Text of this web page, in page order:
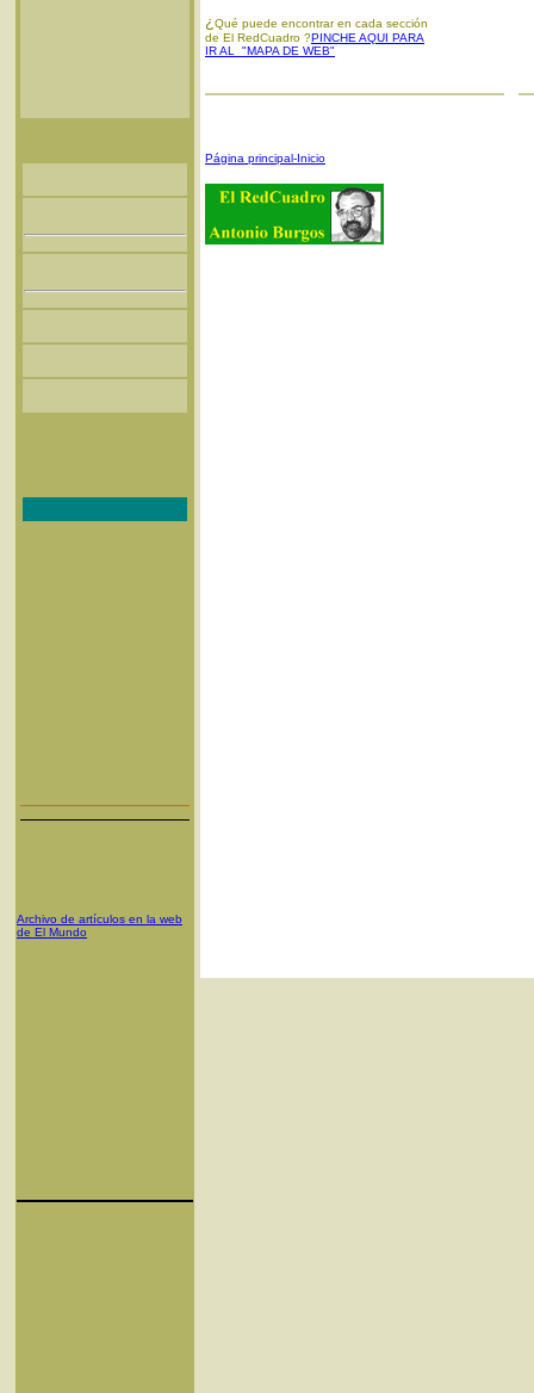
Archivo de artículos en la web
de El Mundo
¿ Qué puede encontrar en cada sección
de El RedCuadro ?PINCHE AQUI PARA
IR AL "MAPA DE WEB"
Página principal-Inicio